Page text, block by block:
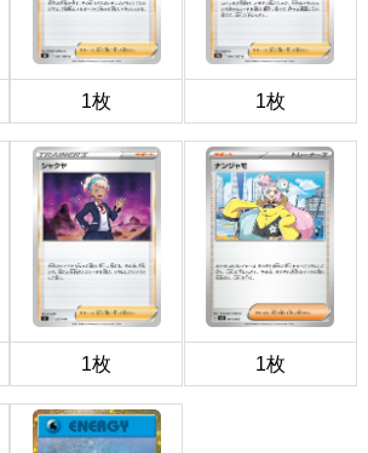
1枚 1枚
1枚 1枚